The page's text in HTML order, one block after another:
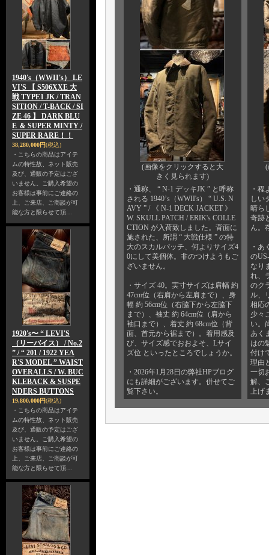
1940's（WWII's） LE
VI'S 【 S506XXE 大
戦 TYPE1 JK / TRAN
SITION / T-BACK / SI
ZE 46 】 DARK BLU
E ＆ SUPER MINTY /
SUPER RARE！！
38,280,000円(税込)
・こちらの商品はアイテ
ムの特性故、ネット販売
及び、通販の予定はござ
いません。ご購入希望の
お客様は事前にご連絡の
上、ご来店、ご商談が可
能な方と限らせて頂…
1920's〜 “ LEVI'S
（リーバイス） / No.2
” / “ 201 / 1922 YEA
R'S MODEL ” WAIST
OVERALLS / W. BUC
KLEBACK & SUSPE
NDERS BUTTONS
19,800,000円(税込)
・こちらの商品はアイテ
ムの特性故、ネット販売
及び、通販の予定はござ
いません。ご購入希望の
お客様は事前にご連絡の
上、ご来店、ご商談が可
能な方と限らせて頂…
(画像をクリックすると大
きく見られます)
・通称、 “ N-1 デッキJK ” と呼称
される 1940’s（WWII's） “ U.S. N
AVY ” / 《 N-1 DECK JACKET 》
W. SKULL PATCH / ERIK's COLLE
CTION が入荷致しました。背面に
施された、所謂 “ 大戦仕様 ” の特
大のスカルパッチ、何よりサイズ4
0にして美個体。非のつけようもご
ざいません。
・サイズ 40。実寸サイズは肩幅 約
47cm位（右肩から左肩まで）、身
幅 約 56cm位（右脇下から左脇下
まで）、袖丈 約 64cm位（肩から
袖口まで）、着丈 約 68cm位（背
面、首元から裾まで）。着用感及
び、サイズ感でおおよそ、Lサイ
ズ位 といったところでしょうか。
・2026年1月28日の弊社HPブログ
にも詳細がございます。併せてご
覧下さい。
(
・程
しい
晴ら
奇跡
ん。
・あ
の
なり
れ、
のク
ル、
相応
少々
い。
あく
はの
付け
理由
一切
解、
上げ